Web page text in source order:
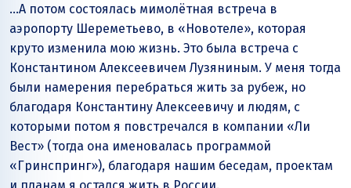
…А потом состоялась мимолётная встреча в
аэропорту Шереметьево, в «Новотеле», которая
круто изменила мою жизнь. Это была встреча с
Константином Алексеевичем Лузяниным. У меня тогда
были намерения перебраться жить за рубеж, но
благодаря Константину Алексеевичу и людям, с
которыми потом я повстречался в компании «Ли
Вест» (тогда она именовалась программой
«Гринспринг»), благодаря нашим беседам, проектам
и планам я остался жить в России.